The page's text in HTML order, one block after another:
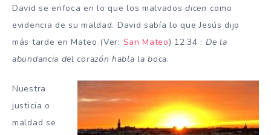
David se enfoca en lo que los malvadosdicen como
evidencia de su maldad. David sabía lo que Jesús dijo
más tarde en Mateo (Ver: San Mateo) 12:34 : De la
abundancia del corazón habla la boca.
Nuestra
justicia o
maldad se